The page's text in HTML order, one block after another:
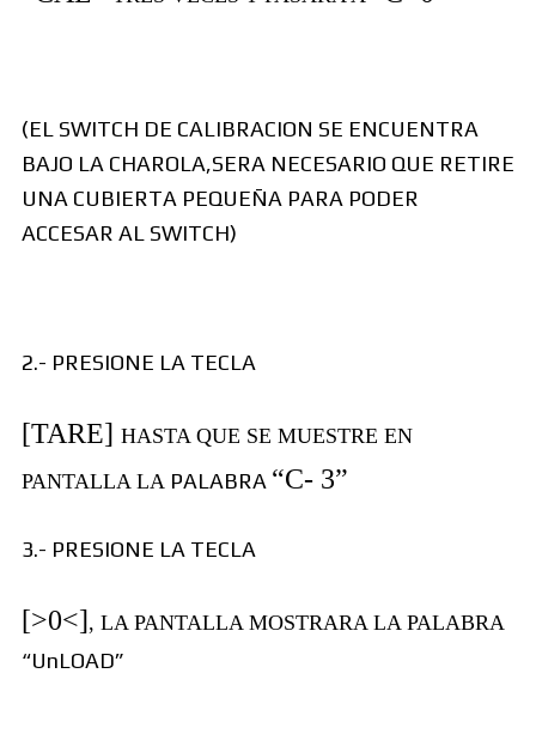
(EL SWITCH DE CALIBRACION SE ENCUENTRA
BAJO LA CHAROLA,SERA NECESARIO QUE RETIRE
UNA CUBIERTA PEQUEÑA PARA PODER
ACCESAR AL SWITCH)
2.- PRESIONE LA TECLA
[TARE] HASTA QUE SE MUESTRE EN
PANTALLA LA PALABRA “C- 3”
3.- PRESIONE LA TECLA
[>0<], LA PANTALLA MOSTRARA LA PALABRA
“UnLOAD”